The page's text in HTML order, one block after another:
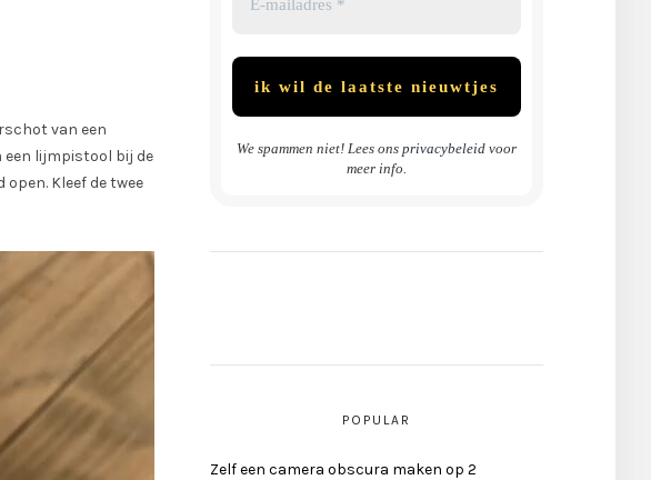
van een
een lijmpistool bij de
Kleef de twee
We spammen niet! Lees ons privacybeleid voor
meer info.
POPULAR
Zelf een camera obscura maken op 2